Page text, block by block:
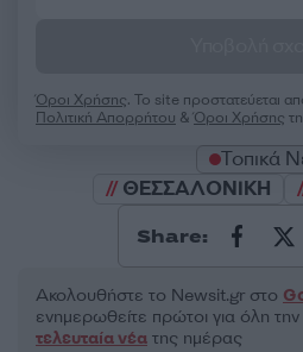
Όροι Χρήσης. Το site προστατεύεται
Πολιτική Απορρήτου &Όροι Χρήσης
Τοπικά
ΘΕΣΣΑΛΟΝΙΚΗ
Share:
Ακολουθήστε το Νewsit.gr στο
ενημερωθείτε πρώτοι για όλη
τελευταία νέα της ημέρας